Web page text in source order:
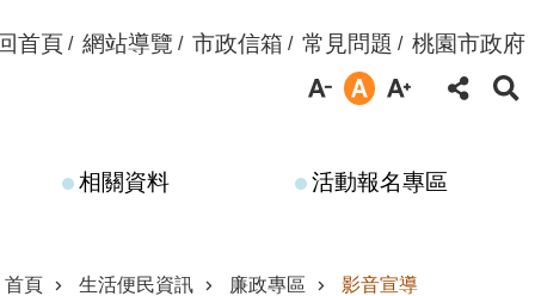
回首頁 網站導覽 市政信箱 常見問題 桃園市政府
相關資料 活動報名專區
首頁
生活便民資訊 廉政專區 影音宣導